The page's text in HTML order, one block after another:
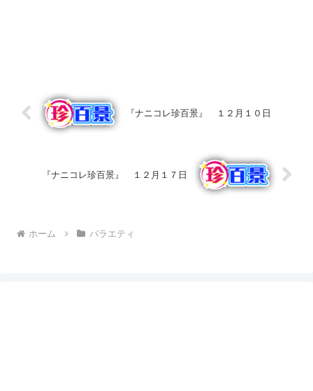
『ナニコレ珍百景』 １２月１０日
『ナニコレ珍百景』 １２月１７日
ホーム バラエティ